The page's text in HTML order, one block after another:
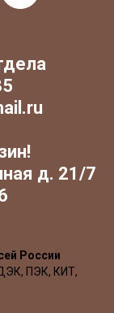
д. 21/7
России
ПЭК, КИТ,